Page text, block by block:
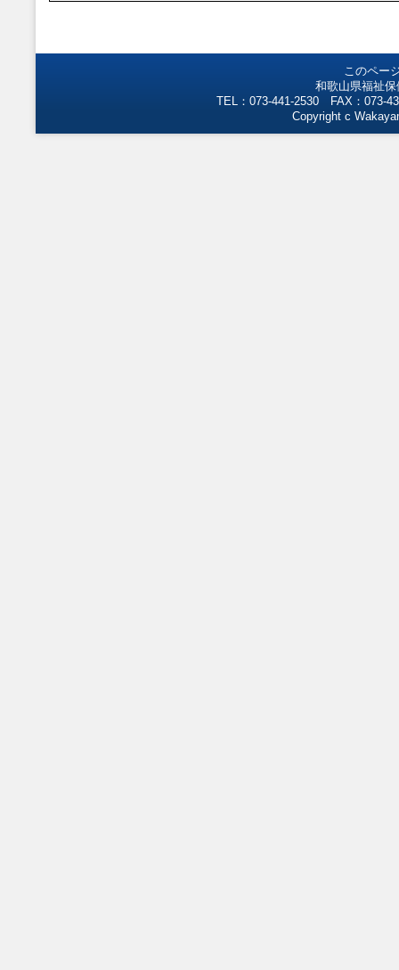
このペー
和歌山県福祉
TEL：073-441-2530 FAX：073-
Copyright c